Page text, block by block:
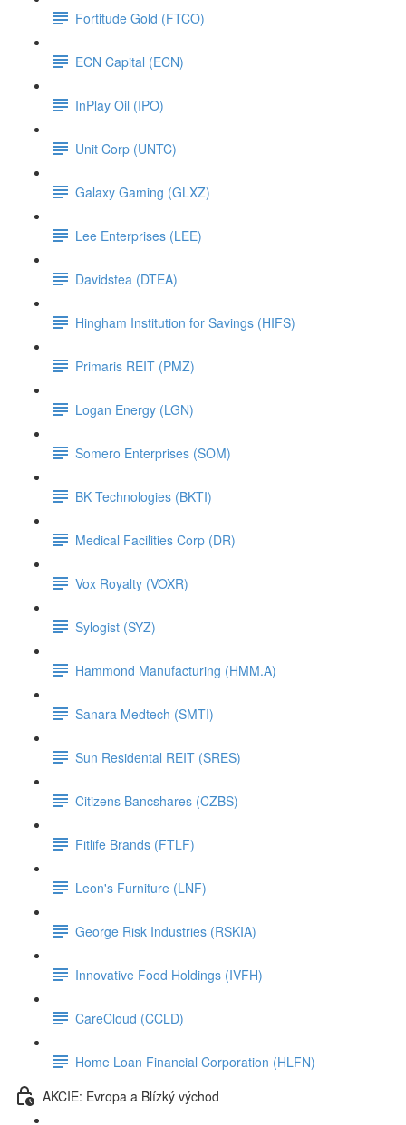
Fortitude Gold (FTCO)
ECN Capital (ECN)
InPlay Oil (IPO)
Unit Corp (UNTC)
Galaxy Gaming (GLXZ)
Lee Enterprises (LEE)
Davidstea (DTEA)
Hingham Institution for Savings (HIFS)
Primaris REIT (PMZ)
Logan Energy (LGN)
Somero Enterprises (SOM)
BK Technologies (BKTI)
Medical Facilities Corp (DR)
Vox Royalty (VOXR)
Sylogist (SYZ)
Hammond Manufacturing (HMM.A)
Sanara Medtech (SMTI)
Sun Residental REIT (SRES)
Citizens Bancshares (CZBS)
Fitlife Brands (FTLF)
Leon's Furniture (LNF)
George Risk Industries (RSKIA)
Innovative Food Holdings (IVFH)
CareCloud (CCLD)
Home Loan Financial Corporation (HLFN)
AKCIE: Evropa a Blízký východ